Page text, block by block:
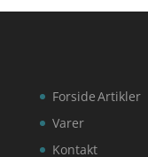
Forside
Varer
Kontakt
Artikler